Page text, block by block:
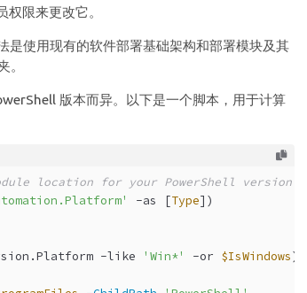
限来更改它。
是使用现有的软件部署基础架构和部署模块及其
。
版本而异。以下是一个脚本，用于计算
location for your PowerShell version
-as [Type])
-like 'Win*' -or $IsWindows) {